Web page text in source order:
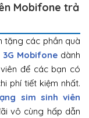
Mobifone trả
tặng các phần quà
Mobifonedành
để các bạn có
phí tiết kiệm nhất.
sim sinh viên
vô cùng hấp dẫn